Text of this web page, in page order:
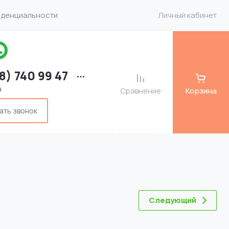
Личный кабинет
740 99 47
звонок
Сравнение Корзина
Следующий